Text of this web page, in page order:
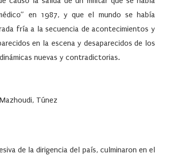
en 1987, y que el mundo se había
fría a la secuencia de acontecimientos y
en la escena y desaparecidos de los
nuevas y contradictorias.
Túnez
de la dirigencia del país, culminaron en el